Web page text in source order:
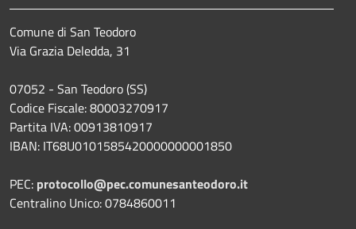
Comune di San Teodoro
Via Grazia Deledda, 31
07052 - San Teodoro (SS)
Codice Fiscale: 80003270917
Partita IVA: 00913810917
IBAN: IT68U0101585420000000001850
PEC: protocollo@pec.comunesanteodoro.it
Centralino Unico: 0784860011